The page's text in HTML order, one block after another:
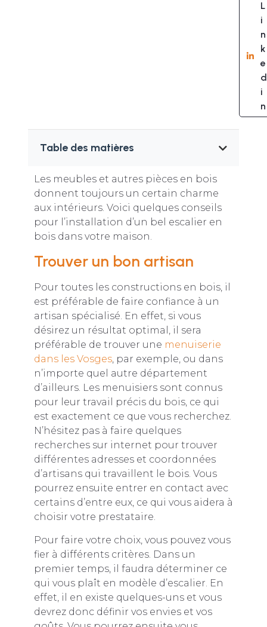
L
i
n
k
e
d
i
n
Table des matières
Les meubles et autres pièces en bois
donnent toujours un certain charme
aux intérieurs. Voici quelques conseils
pour l’installation d’un bel escalier en
bois dans votre maison.
Trouver un bon artisan
Pour toutes les constructions en bois, il
est préférable de faire confiance à un
artisan spécialisé. En effet, si vous
désirez un résultat optimal, il sera
préférable de trouver une menuiserie
dans les Vosges, par exemple, ou dans
n’importe quel autre département
d’ailleurs. Les menuisiers sont connus
pour leur travail précis du bois, ce qui
est exactement ce que vous recherchez.
N’hésitez pas à faire quelques
recherches sur internet pour trouver
différentes adresses et coordonnées
d’artisans qui travaillent le bois. Vous
pourrez ensuite entrer en contact avec
certains d’entre eux, ce qui vous aidera à
choisir votre prestataire.
Pour faire votre choix, vous pouvez vous
fier à différents critères. Dans un
premier temps, il faudra déterminer ce
qui vous plaît en modèle d’escalier. En
effet, il en existe quelques-uns et vous
devrez donc définir vos envies et vos